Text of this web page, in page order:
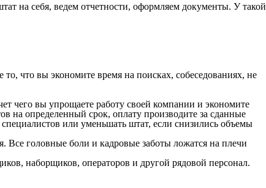
на себя, ведем отчетности, оформляем документы. У такой
что вы экономите время на поисках, собеседованиях, не
чего вы упрощаете работу своей компании и экономите
на определенный срок, оплату производите за сданные
или уменьшать штат, если снизились объемы
Все головные боли и кадровые заботы ложатся на плечи
наборщиков, операторов и другой рядовой персонал.